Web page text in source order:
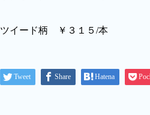
ツイード柄 ￥３１５/本
Tweet Share Hatena